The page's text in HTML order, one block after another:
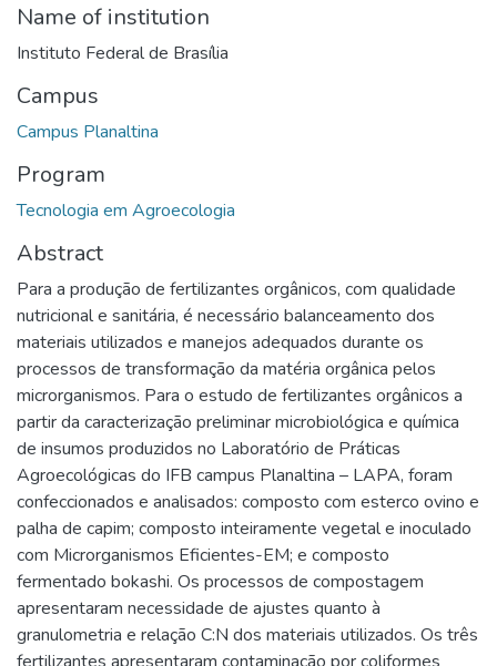
Name of institution
Instituto Federal de Brasília
Campus
Campus Planaltina
Program
Tecnologia em Agroecologia
Abstract
Para a produção de fertilizantes orgânicos, com qualidade
nutricional e sanitária, é necessário balanceamento dos
materiais utilizados e manejos adequados durante os
processos de transformação da matéria orgânica pelos
microrganismos. Para o estudo de fertilizantes orgânicos a
partir da caracterização preliminar microbiológica e química
de insumos produzidos no Laboratório de Práticas
Agroecológicas do IFB campus Planaltina – LAPA, foram
confeccionados e analisados: composto com esterco ovino e
palha de capim; composto inteiramente vegetal e inoculado
com Microrganismos Eficientes-EM; e composto
fermentado bokashi. Os processos de compostagem
apresentaram necessidade de ajustes quanto à
granulometria e relação C:N dos materiais utilizados. Os três